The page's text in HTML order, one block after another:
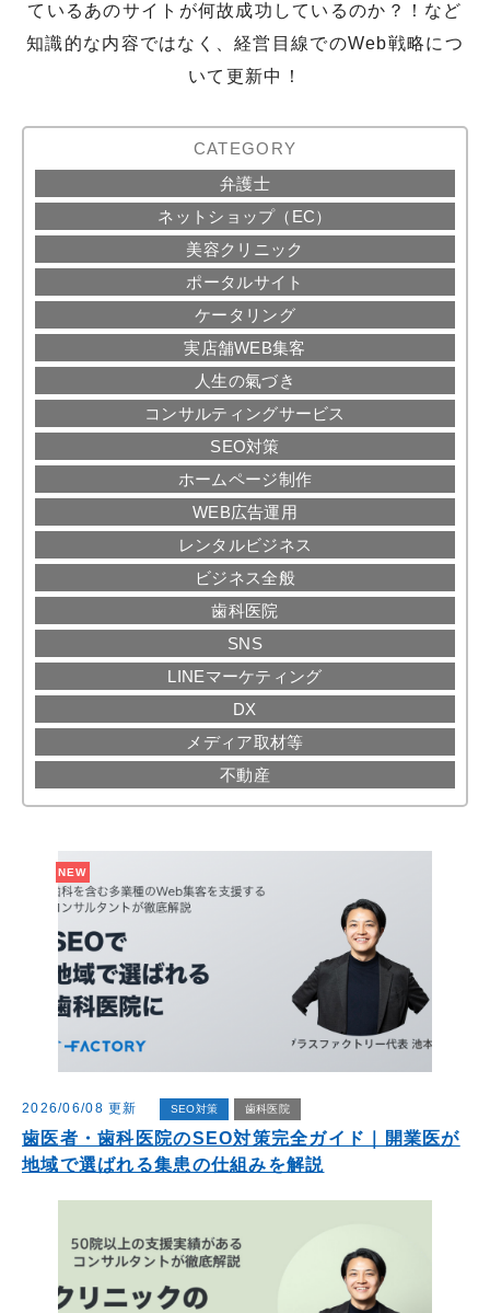
ているあのサイトが何故成功しているのか？！など
知識的な内容ではなく、経営目線でのWeb戦略につ
いて更新中！
CATEGORY
弁護士
ネットショップ（EC）
美容クリニック
ポータルサイト
ケータリング
実店舗WEB集客
人生の氣づき
コンサルティングサービス
SEO対策
ホームページ制作
WEB広告運用
レンタルビジネス
ビジネス全般
歯科医院
SNS
LINEマーケティング
DX
メディア取材等
不動産
NEW
2026/06/08 更新 SEO対策 歯科医院
歯医者・歯科医院のSEO対策完全ガイド｜開業医が
地域で選ばれる集患の仕組みを解説